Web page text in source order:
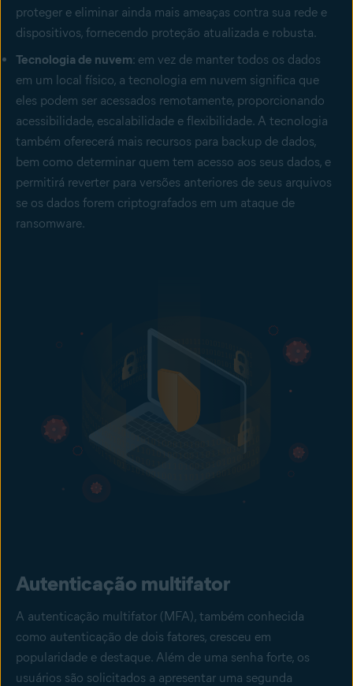
proteger e eliminar ainda mais ameaças contra sua rede e
dispositivos, fornecendo proteção atualizada e robusta.
Tecnologia de nuvem: em vez de manter todos os dados
em um local físico, a tecnologia em nuvem significa que
eles podem ser acessados remotamente, proporcionando
acessibilidade, escalabilidade e flexibilidade. A tecnologia
também oferecerá mais recursos para backup de dados,
bem como determinar quem tem acesso aos seus dados, e
permitirá reverter para versões anteriores de seus arquivos
se os dados forem criptografados em um ataque de
ransomware.
Autenticação multifator
A autenticação multifator (MFA), também conhecida
como autenticação de dois fatores, cresceu em
popularidade e destaque. Além de uma senha forte, os
usuários são solicitados a apresentar uma segunda